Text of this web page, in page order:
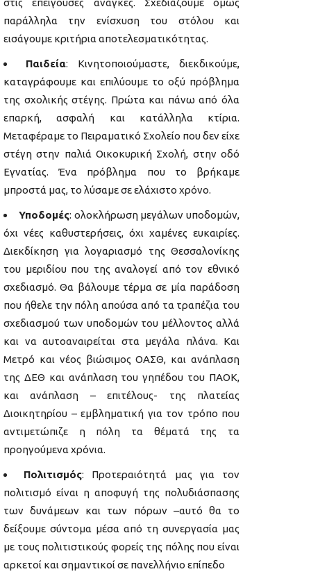
στις επείγουσες ανάγκες. Σχεδιάζουμε όμως
παράλληλα την ενίσχυση του στόλου και
εισάγουμε κριτήρια αποτελεσματικότητας.
Παιδεία: Κινητοποιούμαστε, διεκδικούμε,
καταγράφουμε και επιλύουμε το οξύ πρόβλημα
της σχολικής στέγης. Πρώτα και πάνω από όλα
επαρκή, ασφαλή και κατάλληλα κτίρια.
Μεταφέραμε το Πειραματικό Σχολείο που δεν είχε
στέγη στην παλιά Οικοκυρική Σχολή, στην οδό
Εγνατίας. Ένα πρόβλημα που το βρήκαμε
μπροστά μας, το λύσαμε σε ελάχιστο χρόνο.
Υποδομές: ολοκλήρωση μεγάλων υποδομών,
όχι νέες καθυστερήσεις, όχι χαμένες ευκαιρίες.
Διεκδίκηση για λογαριασμό της Θεσσαλονίκης
του μεριδίου που της αναλογεί από τον εθνικό
σχεδιασμό. Θα βάλουμε τέρμα σε μία παράδοση
που ήθελε την πόλη απούσα από τα τραπέζια του
σχεδιασμού των υποδομών του μέλλοντος αλλά
και να αυτοαναιρείται στα μεγάλα πλάνα. Και
Μετρό και νέος βιώσιμος ΟΑΣΘ, και ανάπλαση
της ΔΕΘ και ανάπλαση του γηπέδου του ΠΑΟΚ,
και ανάπλαση – επιτέλους- της πλατείας
Διοικητηρίου – εμβληματική για τον τρόπο που
αντιμετώπιζε η πόλη τα θέματά της τα
προηγούμενα χρόνια.
Πολιτισμός: Προτεραιότητά μας για τον
πολιτισμό είναι η αποφυγή της πολυδιάσπασης
των δυνάμεων και των πόρων –αυτό θα το
δείξουμε σύντομα μέσα από τη συνεργασία μας
με τους πολιτιστικούς φορείς της πόλης που είναι
αρκετοί και σημαντικοί σε πανελλήνιο επίπεδο